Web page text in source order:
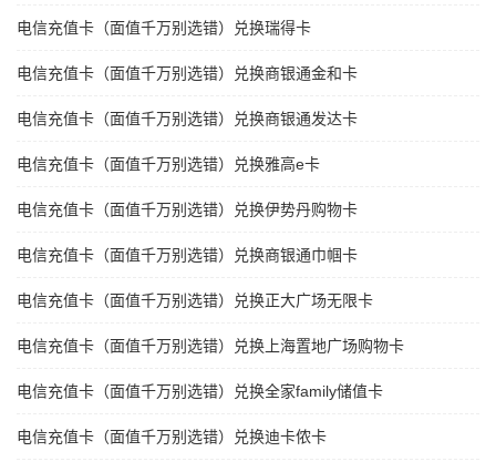
电信充值卡（面值千万别选错）兑换瑞得卡
电信充值卡（面值千万别选错）兑换商银通金和卡
电信充值卡（面值千万别选错）兑换商银通发达卡
电信充值卡（面值千万别选错）兑换雅高e卡
电信充值卡（面值千万别选错）兑换伊势丹购物卡
电信充值卡（面值千万别选错）兑换商银通巾帼卡
电信充值卡（面值千万别选错）兑换正大广场无限卡
电信充值卡（面值千万别选错）兑换上海置地广场购物卡
电信充值卡（面值千万别选错）兑换全家family储值卡
电信充值卡（面值千万别选错）兑换迪卡侬卡